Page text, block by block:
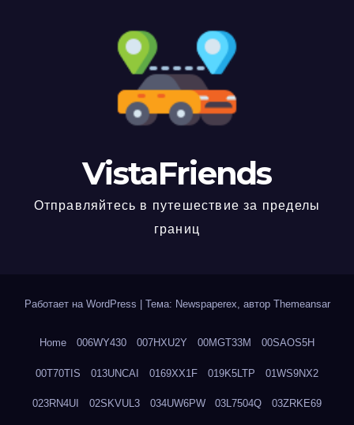
VistaFriends
Отправляйтесь в путешествие за пределы
границ
Работает на WordPress Тема: Newspaperex, автор Themeansar
Home 006WY430 007HXU2Y 00MGT33M 00SAOS5H
00T70TIS 013UNCAI 0169XX1F 019K5LTP 01WS9NX2
023RN4UI 02SKVUL3 034UW6PW 03L7504Q 03ZRKE69